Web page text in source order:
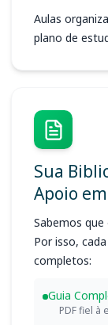
Aulas
plano de
Sua
Apoio
Sabemos
Por isso,
completos:
Guia
PDF fiel